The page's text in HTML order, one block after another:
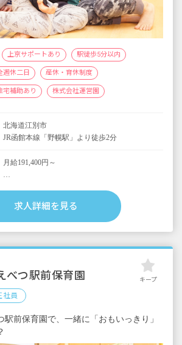
上京サポートあり 駅徒歩5分以内
週休二日 産休・育休制度
宅補助あり 株式会社運営園
北海道江別市
JR函館本線「野幌駅」より徒歩2分
月給191,400円～
■早朝手当（開園～8時）
■夜間手当（18時～閉園）
■賞与年3回（6月／12月／3月）2024年実績：
※3月分は、処遇改善加算一時金支給です
※評価期間中に基準に満たす勤務実績がない
求人詳細を見る
べつ駅前保育園
社員
キープ
駅前保育園で、一緒に「おもいっきり」